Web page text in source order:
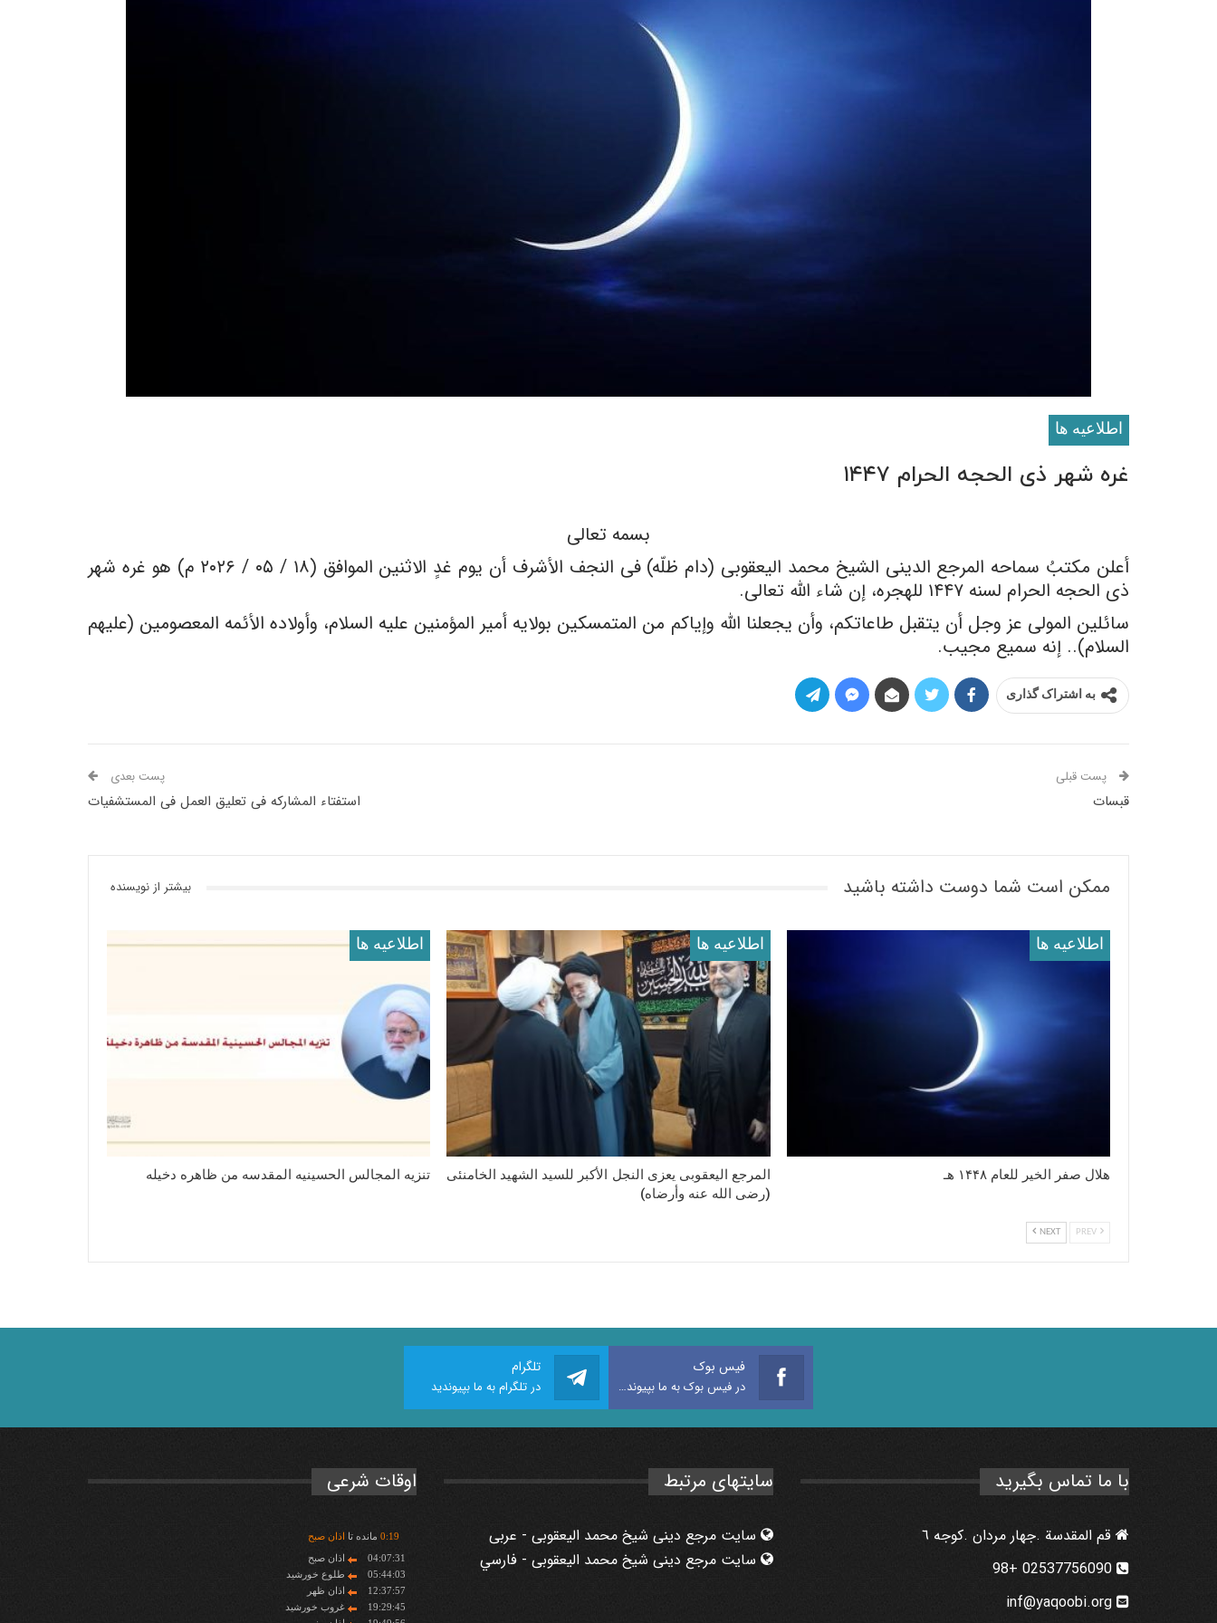
اطلاعيه ها
غره شهر ذی الحجه الحرام ۱۴۴۷
بسمه تعالى
أعلن مکتبُ سماحه المرجع الدینی الشیخ محمد الیعقوبی (دام ظلّه) فی النجف الأشرف أن یوم غدٍ الاثنین الموافق (١٨ / ٠۵ / ٢٠٢۶ م) هو غره شهر
ذی الحجه الحرام لسنه ١۴۴٧ للهجره، إن شاء الله تعالى.
سائلین المولى عز وجل أن یتقبل طاعاتکم، وأن یجعلنا الله وإیاکم من المتمسکین بولایه أمیر المؤمنین علیه السلام، وأولاده الأئمه المعصومین (علیهم
السلام).. إنه سمیع مجیب.
به اشتراک گذاری
پست قبلی
قبسات
پست بعدی
استفتاء المشارکه فی تعلیق العمل فی المستشفیات
ممکن است شما دوست داشته باشید بیشتر از نویسنده
اطلاعيه ها
هلال صفر الخیر للعام ١۴۴٨ هـ
اطلاعيه ها
المرجع الیعقوبی یعزی النجل الأکبر للسید الشهید الخامنئی
(رضی الله عنه وأرضاه)
اطلاعيه ها
تنزیه المجالس الحسینیه المقدسه من ظاهره دخیله
NEXT
فیس بوک
در فیس بوک به ما بپیوندید
تلگرام
در تلگرام به ما بپیوندید
با ما تماس بگیرید
قم المقدسة .جهار مردان .كوجه ٦
inf@yaqoobi.org
سایتهای مرتبط
سایت مرجع دینی شیخ محمد الیعقوبی - عربی
سایت مرجع دینی شیخ محمد الیعقوبی - فارسي
اوقات شرعی
0:19 مانده تا اذان صبح
04:07:31
اذان صبح
05:44:03
طلوع خورشید
12:37:57
اذان ظهر
19:29:45
غروب خورشید